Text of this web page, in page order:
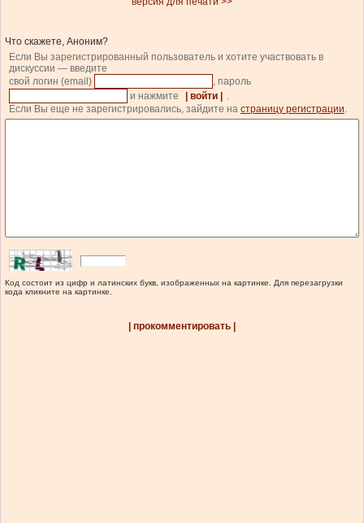
Что скажете, Аноним?
Если Вы зарегистрированный пользователь и хотите участвовать в
дискуссии — введите
свой логин (email)
, пароль
и нажмите
| войти |
.
Если Вы еще не зарегистрировались, зайдите на страницу регистрации.
Код состоит из цифр и латинских букв, изображенных на картинке. Для перезагрузки
кода кликните на картинке.
| прокомментировать |